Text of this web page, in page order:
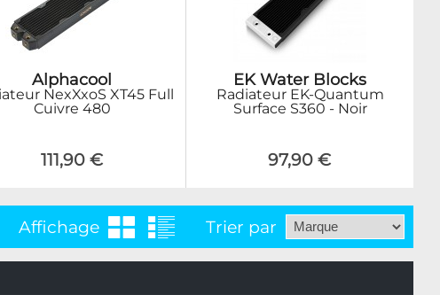
Alphacool
NexXxoS XT45 Full
Cuivre 480
111,90 €
EK Water Blocks
Radiateur EK-Quantum
Surface S360 - Noir
97,90 €
Affichage Trier par